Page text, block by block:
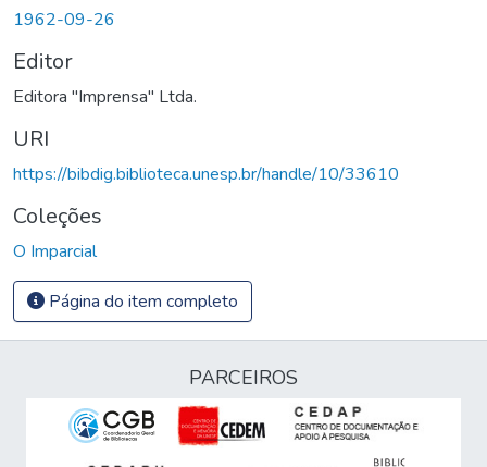
1962-09-26
Editor
Editora "Imprensa" Ltda.
URI
https://bibdig.biblioteca.unesp.br/handle/10/33610
Coleções
O Imparcial
Página do item completo
PARCEIROS